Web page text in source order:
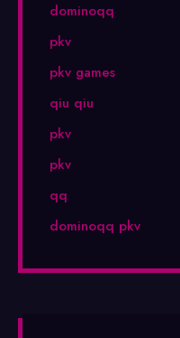
dominoqq
pkv
pkv games
qiu qiu
pkv
pkv
qq
dominoqq pkv